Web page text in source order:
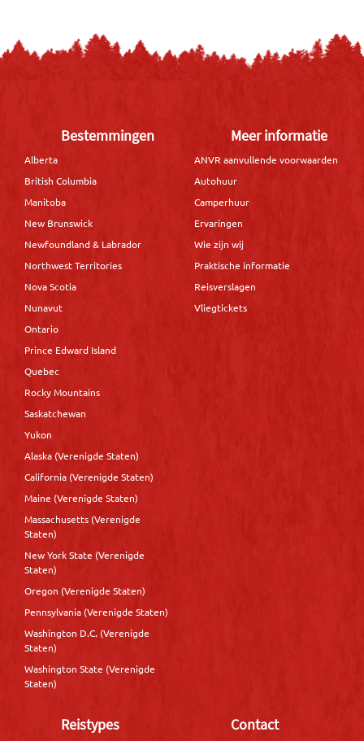
Bestemmingen
Alberta
British Columbia
Manitoba
New Brunswick
Newfoundland & Labrador
Northwest Territories
Nova Scotia
Nunavut
Ontario
Prince Edward Island
Quebec
Rocky Mountains
Saskatchewan
Yukon
Alaska (Verenigde Staten)
California (Verenigde Staten)
Maine (Verenigde Staten)
Massachusetts (Verenigde
Staten)
New York State (Verenigde
Staten)
Oregon (Verenigde Staten)
Pennsylvania (Verenigde Staten)
Washington D.C. (Verenigde
Staten)
Washington State (Verenigde
Staten)
Meer informatie
ANVR aanvullende voorwaarden
Autohuur
Camperhuur
Ervaringen
Wie zijn wij
Praktische informatie
Reisverslagen
Vliegtickets
Reistypes Contact